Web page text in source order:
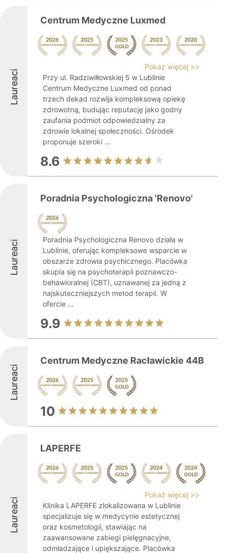
Laureaci
Centrum Medyczne Luxmed
Pokaż więcej >>
Przy ul. Radziwiłłowskiej 5 w Lublinie
Centrum Medyczne Luxmed od ponad
trzech dekad rozwija kompleksową opiekę
zdrowotną, budując reputację jako godny
zaufania podmiot odpowiedzialny za
zdrowie lokalnej społeczności. Ośrodek
proponuje szeroki ...
8.6
Laureaci
Poradnia Psychologiczna 'Renovo'
Poradnia Psychologiczna Renovo działa w
Lublinie, oferując kompleksowe wsparcie w
obszarze zdrowia psychicznego. Placówka
skupia się na psychoterapii poznawczo-
behawioralnej (CBT), uznawanej za jedną z
najskuteczniejszych metod terapii. W
ofercie ...
9.9
Laureaci
Centrum Medyczne Racławickie 44B
10
Laureaci
LAPERFE
Pokaż więcej >>
Klinika LAPERFE zlokalizowana w Lublinie
specjalizuje się w medycynie estetycznej
oraz kosmetologii, stawiając na
zaawansowane zabiegi pielęgnacyjne,
odmładzające i upiększające. Placówka